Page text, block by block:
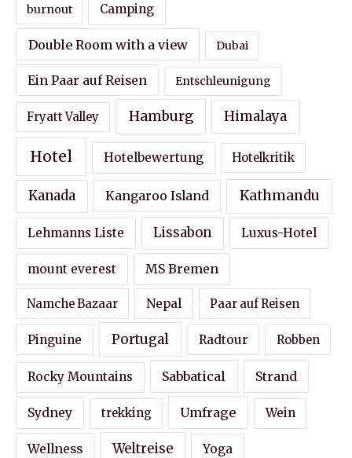
burnout Camping
Double Room with a view Dubai
Ein Paar auf Reisen Entschleunigung
Fryatt Valley Hamburg Himalaya
Hotel Hotelbewertung Hotelkritik
Kanada Kangaroo Island Kathmandu
Lehmanns Liste Lissabon Luxus-Hotel
mount everest MS Bremen
Namche Bazaar Nepal Paar auf Reisen
Pinguine Portugal Radtour Robben
Rocky Mountains Sabbatical Strand
Sydney trekking Umfrage Wein
Wellness Weltreise Yoga